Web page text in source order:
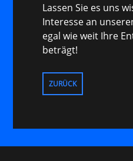
Lassen Sie es uns
Interesse an
egal wie weit Ihre
beträgt!
ZURÜCK